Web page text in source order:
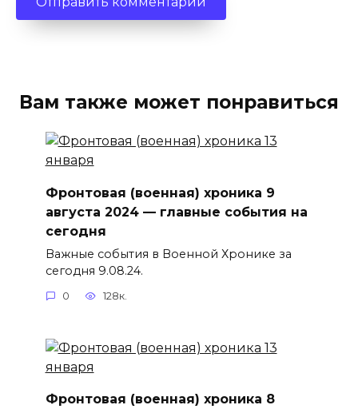
Вам также может понравиться
Фронтовая (военная) хроника 9
августа 2024 — главные события на
сегодня
Важные события в Военной Хронике за
сегодня 9.08.24.
0 128к.
Фронтовая (военная) хроника 8